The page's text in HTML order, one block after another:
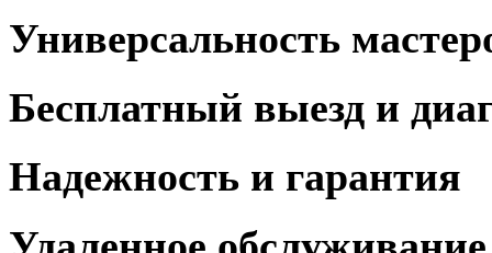
Универсальность
Бесплатный выезд и
Надежность и гарантия